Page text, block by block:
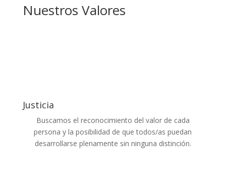
Nuestros Valores
Justicia
Buscamos el reconocimiento del valor de cada
persona y la posibilidad de que todos/as puedan
desarrollarse plenamente sin ninguna distinción.